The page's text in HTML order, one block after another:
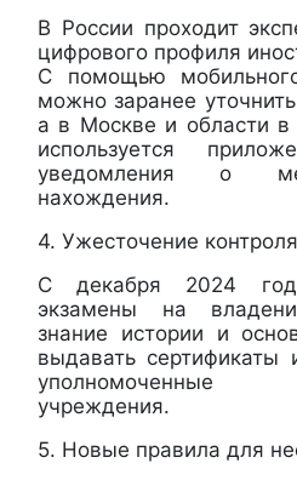
В России проходит
цифрового профиля
С помощью
можно заранее
а в Москве и области в
используется
уведомления о
нахождения.
4. Ужесточение
С декабря 2024
экзамены на
знание истории и
выдавать сертификаты
уполномоченные
учреждения.
5. Новые правила для